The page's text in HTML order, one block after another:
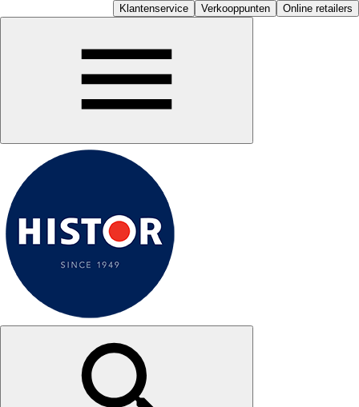
Klantenservice Verkooppunten Online retailers